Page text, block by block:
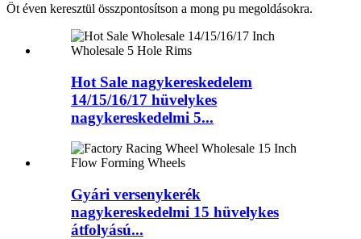
Öt éven keresztül összpontosítson a mong pu megoldásokra.
Hot Sale nagykereskedelem
14/15/16/17 hüvelykes
nagykereskedelmi 5...
Gyári versenykerék
nagykereskedelmi 15 hüvelykes
átfolyású...